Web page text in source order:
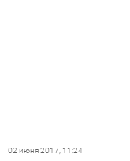
02 июня 2017, 11:24